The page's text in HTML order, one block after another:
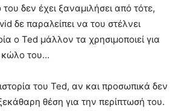
δεν έχει ξαναμιλήσει από τότε,
δε παραλείπει να του στέλνει
ο Ted μάλλον τα χρησιμοποιεί για
κώλο του…
του Ted, αν και προσωπικά δεν
θέση για την περίπτωσή του.